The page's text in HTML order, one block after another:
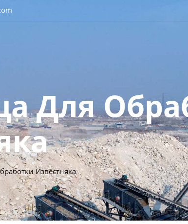
Для
Известняка